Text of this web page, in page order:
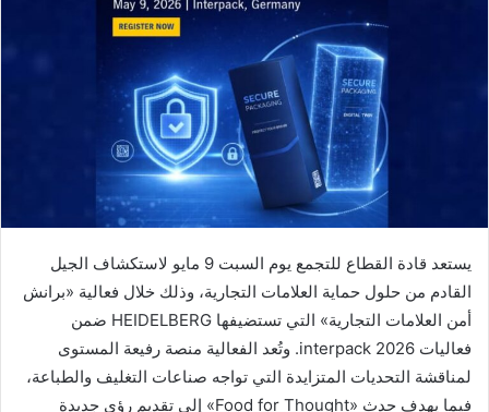
يستعد قادة القطاع للتجمع يوم السبت 9 مايو لاستكشاف الجيل
القادم من حلول حماية العلامات التجارية، وذلك خلال فعالية «برانش
أمن العلامات التجارية» التي تستضيفها HEIDELBERG ضمن
فعاليات interpack 2026. وتُعد الفعالية منصة رفيعة المستوى
لمناقشة التحديات المتزايدة التي تواجه صناعات التغليف والطباعة،
فيما يهدف حدث «Food for Thought» إلى تقديم رؤى جديدة